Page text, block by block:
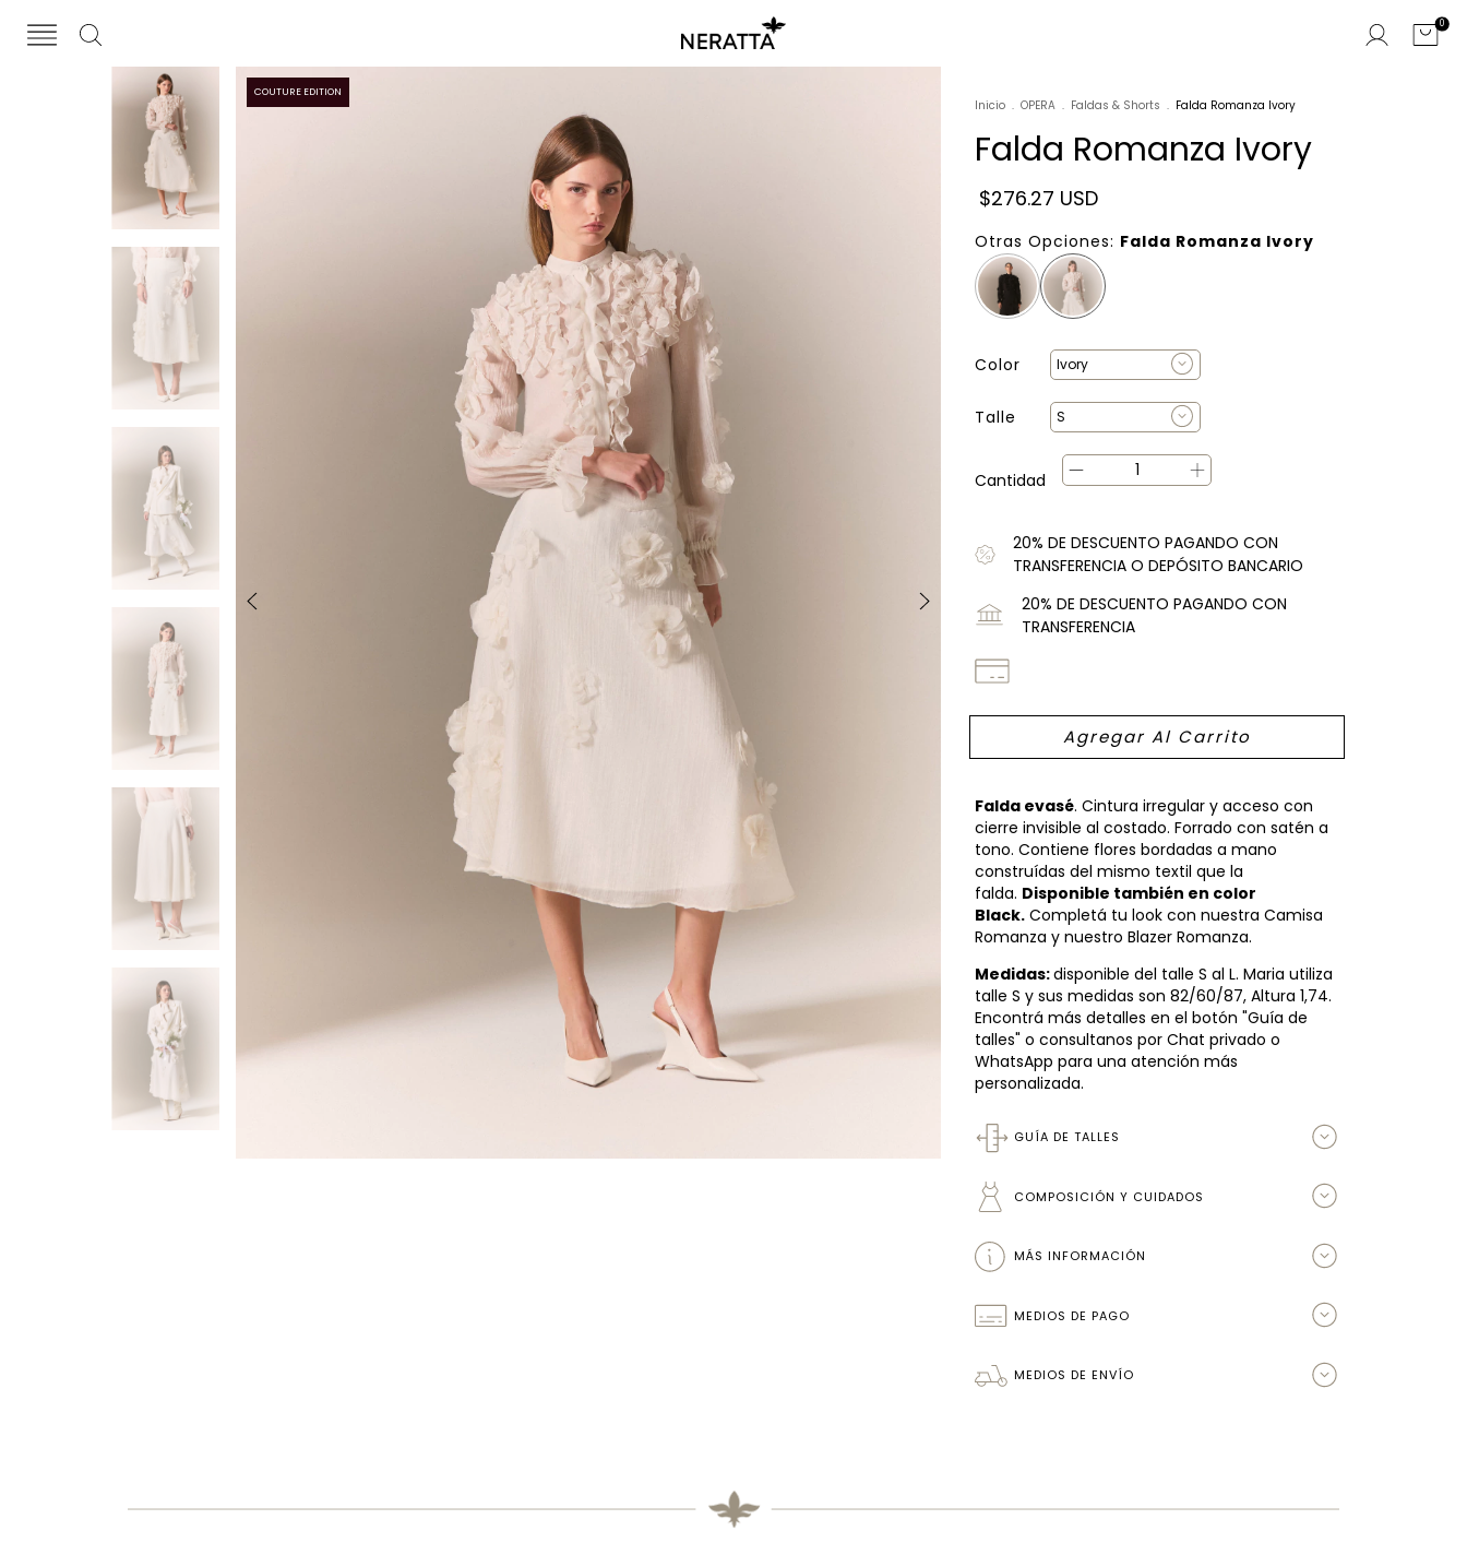
0
COUTURE EDITION
Inicio . OPERA . Faldas & Shorts . Falda Romanza Ivory
Falda Romanza Ivory
$276.27 USD
Otras Opciones: Falda Romanza Ivory
Color
Talle
Cantidad
20% DE DESCUENTO PAGANDO CON
TRANSFERENCIA O DEPÓSITO BANCARIO
20% DE DESCUENTO PAGANDO CON
TRANSFERENCIA
Falda evasé. Cintura irregular y acceso con
cierre invisible al costado. Forrado con satén a
tono. Contiene flores bordadas a mano
construídas del mismo textil que la
falda. Disponible también en color
Black. Completá tu look con nuestra Camisa
Romanza y nuestro Blazer Romanza.
Medidas:disponible del talle S al L. Maria utiliza
talle S y sus medidas son 82/60/87, Altura 1,74.
Encontrá más detalles en el botón "Guía de
talles" o consultanos por Chat privado o
WhatsApp para una atención más
personalizada.
GUÍA DE TALLES
COMPOSICIÓN Y CUIDADOS
MÁS INFORMACIÓN
MEDIOS DE PAGO
MEDIOS DE ENVÍO